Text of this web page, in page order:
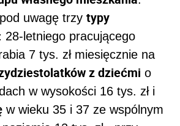
uwagę trzy typy
28-letniego pracującego
7 tys. zł miesięcznie na
z dziećmi o
w wysokości 16 tys. zł i
w wieku 35 i 37 ze wspólnym